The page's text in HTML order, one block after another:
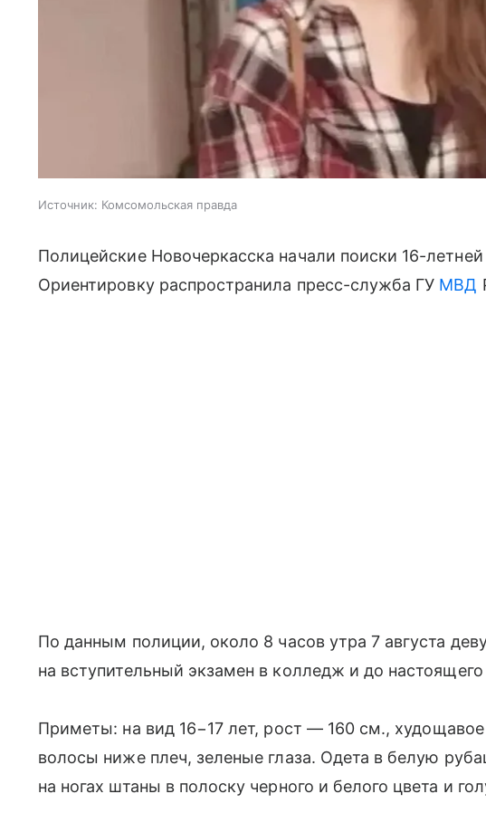
Источник: Комсомольская правда
Полицейские Новочеркасска начали поиски 16-
Ориентировку распространила пресс-служба ГУ МВД
По данным полиции, около 8 часов утра 7 августа
на вступительный экзамен в колледж и до
Приметы: на вид 16−17 лет, рост — 160 см.,
волосы ниже плеч, зеленые глаза. Одета в белую
на ногах штаны в полоску черного и белого цвета и